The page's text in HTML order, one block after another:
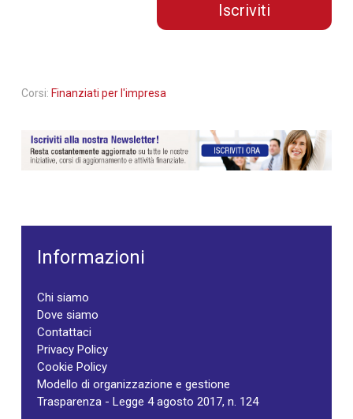
Iscriviti
Corsi: Finanziati per l'impresa
Informazioni
Chi siamo
Dove siamo
Contattaci
Privacy Policy
Cookie Policy
Modello di organizzazione e gestione
Trasparenza - Legge 4 agosto 2017, n. 124